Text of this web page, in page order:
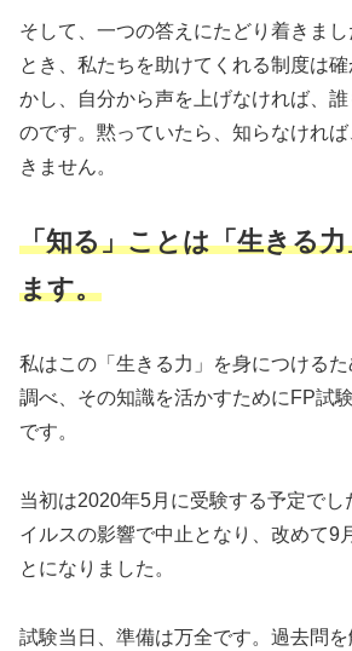
そして、一つの答えにたどり着きま
とき、私たちを助けてくれる制度は
かし、自分から声を上げなければ、
のです。黙っていたら、知らなけれ
きません。
「知る」ことは「生きる
ます。
私はこの「生きる力」を身につける
調べ、その知識を活かすためにFP試
です。
当初は2020年5月に受験する予定でし
イルスの影響で中止となり、改めて9
とになりました。
試験当日、準備は万全です。過去問を